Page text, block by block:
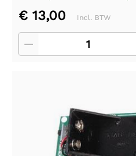
€ 13,00 Incl. BTW